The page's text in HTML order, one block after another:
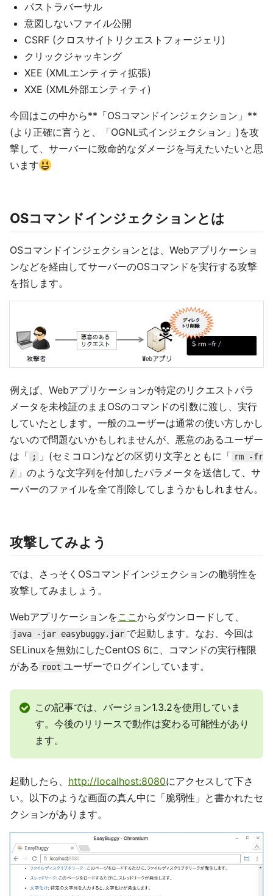
パストラバーサル
意図しないファイル公開
CSRF (クロスサイトリクエストフォージェリ)
クリックジャッキング
XEE (XMLエンティティ拡張)
XXE (XML外部エンティティ)
今回はこの中から**「OSコマンドインジェクション」**
(より正確に言うと、「OGNL式インジェクション」)を攻
撃して、サーバーに致命的なダメージを与えたいたいと思
います
OSコマンドインジェクションとは
OSコマンドインジェクションとは、Webアプリケーショ
ンなどを経由してサーバーのOSコマンドを実行する攻撃
を指します。
例えば、Webアプリケーションが特定のリクエストパラ
メータを未検証のままOSのコマンドの引数に渡し、実行
していたとします。一般のユーザーは通常の使い方しかし
ないので問題ないかもしれませんが、悪意のあるユーザー
は「 ; 」(セミコロン)などの区切り文字とともに「 rm -fr
/ 」のような文字列を付加したパラメータを送信して、サ
ーバーのファイルを全て削除してしまうかもしれません。
攻撃してみよう
では、さっそくOSコマンドインジェクションの脆弱性を
攻撃してみましょう。
Webアプリケーションをここからダウンロードして、
java -jar easybuggy.jar で起動します。なお、今回は
SELinuxを無効にしたCentOS 6に、コマンドの実行権限
がある root ユーザーでログインしています。
この記事では、バージョン1.3.2を使用していま
す。今後のリリースで動作は変わる可能性があり
ます。
起動したら、 http://localhost:8080にアクセスして下さ
い。以下のような画面の真ん中に「脆弱性」と書かれたセ
クションがあります。